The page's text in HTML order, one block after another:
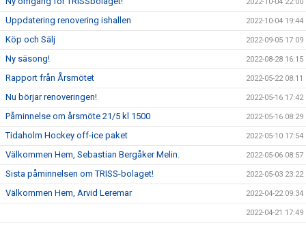
Uppdatering renovering ishallen 2022-10-04 19:44
Köp och Sälj 2022-09-05 17:09
Ny säsong! 2022-08-28 16:15
Rapport från Årsmötet 2022-05-22 08:11
Nu börjar renoveringen! 2022-05-16 17:42
Påminnelse om årsmöte 21/5 kl 1500 2022-05-16 08:29
Tidaholm Hockey off-ice paket 2022-05-10 17:54
Välkommen Hem, Sebastian Bergåker Melin. 2022-05-06 08:57
Sista påminnelsen om TRISS-bolaget! 2022-05-03 23:22
Välkommen Hem, Arvid Leremar 2022-04-22 09:34
2022-04-21 17:49